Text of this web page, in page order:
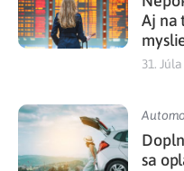
Aj na
31.
sa